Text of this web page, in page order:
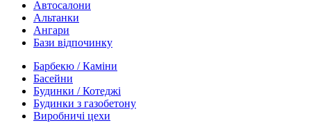
Автосалони
Альтанки
Ангари
Бази відпочинку
Барбекю / Каміни
Басейни
Будинки / Котеджі
Будинки з газобетону
Виробничі цехи